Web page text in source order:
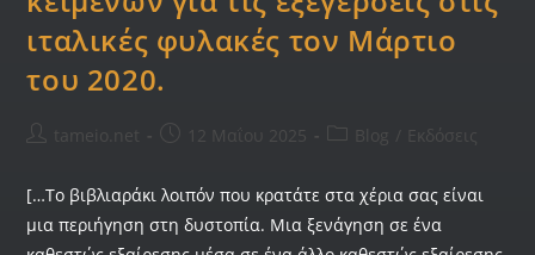
ιταλικές φυλακές τον Μάρτιο
του 2020.
tameio.net 12 Μαΐου 2025 Blog / Εκδόσεις
[…Το βιβλιαράκι λοιπόν που κρατάτε στα χέρια σας είναι
μια περιήγηση στη δυστοπία. Μια ξενάγηση σε ένα